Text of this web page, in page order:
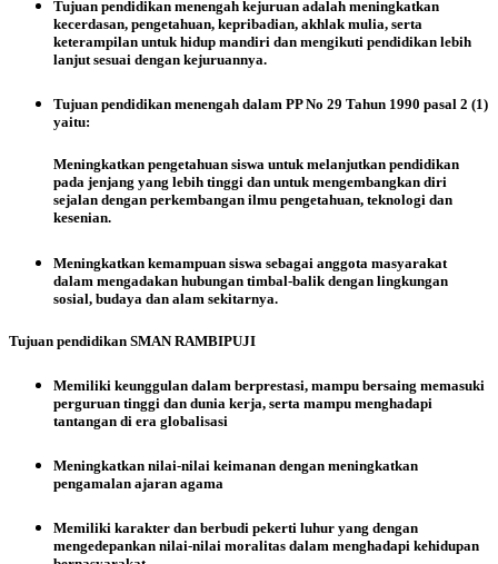
Tujuan pendidikan menengah kejuruan adalah meningkatkan
kecerdasan, pengetahuan, kepribadian, akhlak mulia, serta
keterampilan untuk hidup mandiri dan mengikuti pendidikan lebih
lanjut sesuai dengan kejuruannya.
Tujuan pendidikan menengah dalam PP No 29 Tahun 1990 pasal 2 (1)
yaitu:
Meningkatkan pengetahuan siswa untuk melanjutkan pendidikan
pada jenjang yang lebih tinggi dan untuk mengembangkan diri
sejalan dengan perkembangan ilmu pengetahuan, teknologi dan
kesenian.
Meningkatkan kemampuan siswa sebagai anggota masyarakat
dalam mengadakan hubungan timbal-balik dengan lingkungan
sosial, budaya dan alam sekitarnya.
Tujuan pendidikan SMAN RAMBIPUJI
Memiliki keunggulan dalam berprestasi, mampu bersaing memasuki
perguruan tinggi dan dunia kerja, serta mampu menghadapi
tantangan di era globalisasi
Meningkatkan nilai-nilai keimanan dengan meningkatkan
pengamalan ajaran agama
Memiliki karakter dan berbudi pekerti luhur yang dengan
mengedepankan nilai-nilai moralitas dalam menghadapi kehidupan